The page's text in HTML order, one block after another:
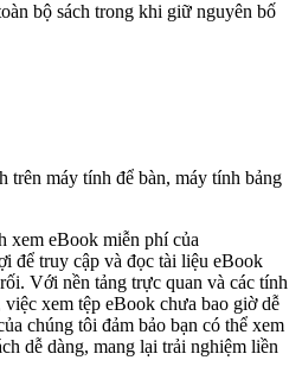
bộ sách trong khi giữ nguyên bố
trên máy tính để bàn, máy tính bảng
xem eBook miễn phí của
để truy cập và đọc tài liệu eBook
Với nền tảng trực quan và các tính
xem tệp eBook chưa bao giờ dễ
chúng tôi đảm bảo bạn có thể xem
dễ dàng, mang lại trải nghiệm liền